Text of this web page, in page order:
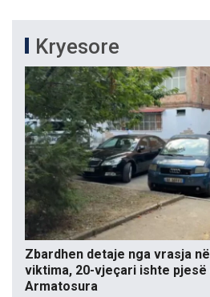
Kryesore
Zbardhen detaje nga vrasja
viktima, 20-vjeçari ishte
Armatosura